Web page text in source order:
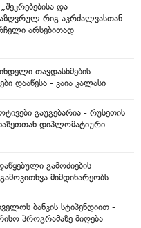
და
რიგ აკრძალვასთან
არსებითად
თავდასხმების
დააწესა - კაია კალასი
გაუგებარია - რუსეთის
დიპლომატიური
გამოძიების
მიმდინარეობს
ბანკის სტიპენდიით -
პროგრამაზე მიღება